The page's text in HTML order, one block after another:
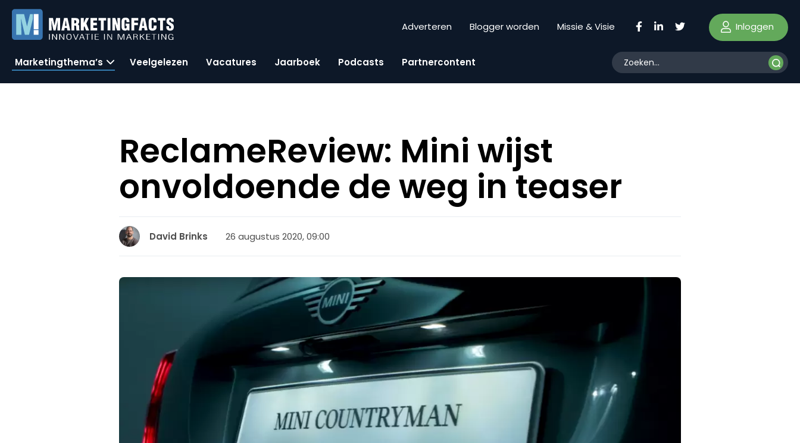
Adverteren Blogger worden Missie & Visie Inloggen
Marketingthema’s Veelgelezen Vacatures Jaarboek Podcasts Partnercontent
ReclameReview: Mini wijst
onvoldoende de weg in teaser
David Brinks 26 augustus 2020, 09:00